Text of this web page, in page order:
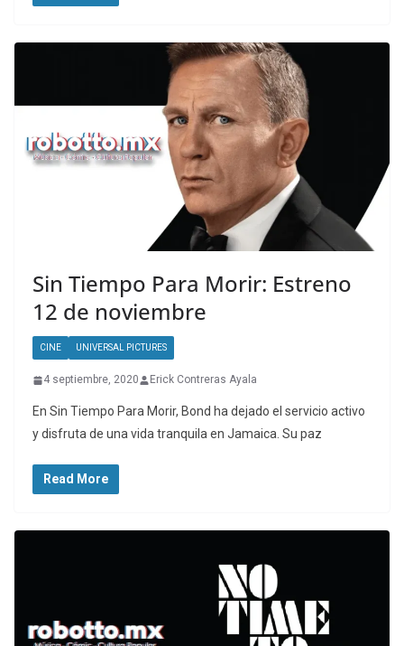
Sin Tiempo Para Morir: Estreno
12 de noviembre
CINE UNIVERSAL PICTURES
4 septiembre, 2020 Erick Contreras Ayala
En Sin Tiempo Para Morir, Bond ha dejado el servicio activo
y disfruta de una vida tranquila en Jamaica. Su paz
Read More